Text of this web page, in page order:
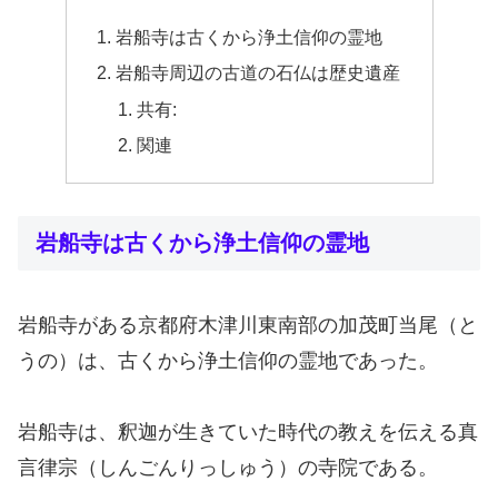
岩船寺は古くから浄土信仰の霊地
岩船寺周辺の古道の石仏は歴史遺産
共有:
関連
岩船寺は古くから浄土信仰の霊地
岩船寺がある京都府木津川東南部の加茂町当尾（と
うの）は、古くから浄土信仰の霊地であった。
岩船寺は、釈迦が生きていた時代の教えを伝える真
言律宗（しんごんりっしゅう）の寺院である。